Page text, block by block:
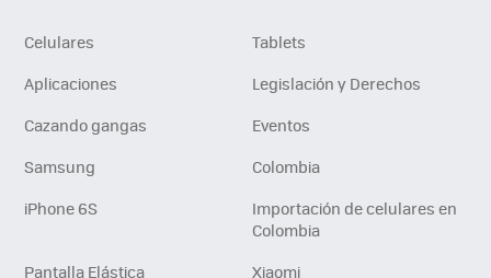
Celulares
Tablets
Aplicaciones
Legislación y Derechos
Cazando gangas
Eventos
Samsung
Colombia
iPhone 6S
Importación de celulares en
Colombia
Pantalla Elástica
Xiaomi